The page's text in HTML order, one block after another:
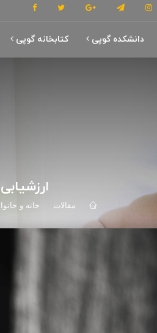
دانشکده گوپی کتابخانه گوپی
مقالات خانه و